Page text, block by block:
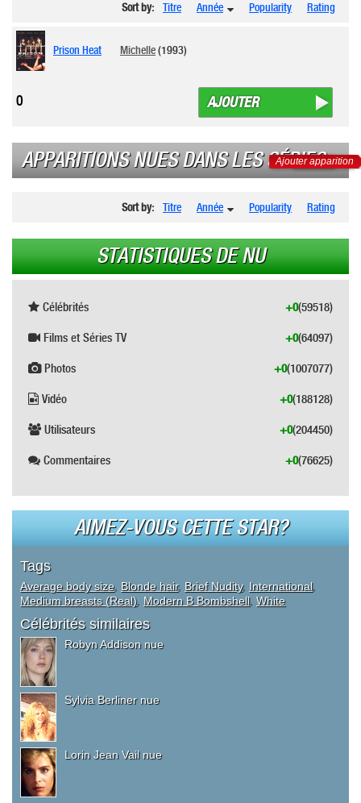
Sort by: Titre Année Popularity Rating
Prison Heat Michelle(1993)
AJOUTER
0
APPARITIONS NUES DANS LES SÉRIES
Ajouter apparition
Sort by: Titre Année Popularity Rating
STATISTIQUES DE NU
Célébrités (59518)
+0
Films et Séries TV (64097)
+0
Photos (1007077)
+0
Vidéo (188128)
+0
Utilisateurs (204450)
+0
Commentaires (76625)
+0
AIMEZ-VOUS CETTE STAR?
Tags
Average body size, Blonde hair, Brief Nudity, International,
Medium breasts (Real) Modern B Bombshell, White
Célébrités similaires
Robyn Addison nue
Sylvia Berliner nue
Lorin Jean Vail nue